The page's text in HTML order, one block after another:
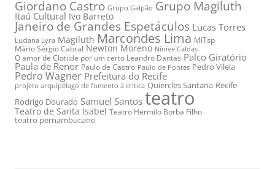
Giordano Castro Grupo Galpão Grupo Magiluth
Itaú Cultural Ivo Barreto
Janeiro de Grandes Espetáculos Lucas Torres
Luciana Lyra Magiluth Marcondes Lima MITsp
Mário Sérgio Cabral Newton Moreno Nínive Caldas
O amor de Clotilde por um certo Leandro Dantas Palco Giratório
Paula de Renor Paulo de Castro Paulo de Pontes Pedro Vilela
Pedro Wagner Prefeitura do Recife
projeto arquipélago de fomento à crítica Quiercles Santana Recife
Rodrigo Dourado Samuel Santos teatro
Teatro de Santa Isabel Teatro Hermilo Borba Filho
teatro pernambucano